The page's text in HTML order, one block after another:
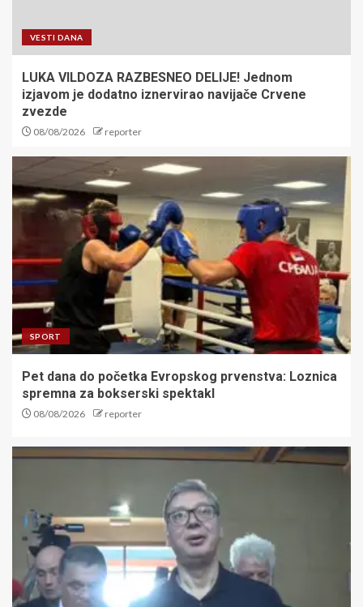
VESTI DANA
LUKA VILDOZA RAZBESNEO DELIJE! Jednom
izjavom je dodatno iznervirao navijače Crvene
zvezde
08/08/2026 reporter
SPORT
Pet dana do početka Evropskog prvenstva: Loznica
spremna za bokserski spektakl
08/08/2026 reporter